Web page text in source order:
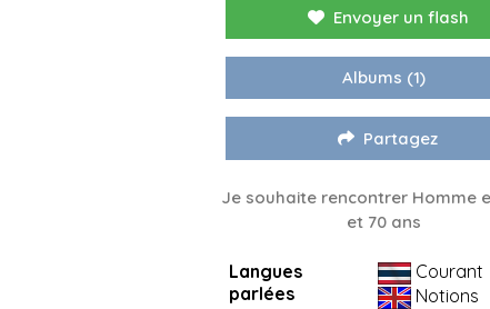
Envoyer un flash
Albums (1)
Partagez
Je souhaite rencontrer Homme
et 70 ans
Langues
parlées
Courant
Notions